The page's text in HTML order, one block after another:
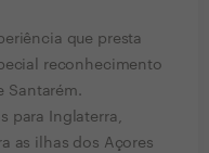
que presta
reconhecimento
Santarém.
para Inglaterra,
as ilhas dos Açores